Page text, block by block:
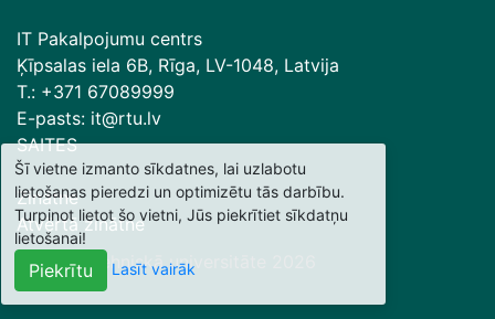
IT Pakalpojumu centrs
Ķīpsalas iela 6B, Rīga, LV-1048, Latvija
T.: +371 67089999
E-pasts: it@rtu.lv
SAITES
Zinātne
Atvērtā zinātne
© Rīgas Tehniskā universitāte
Šī vietne izmanto sīkdatnes, lai uzlabotu
lietošanas pieredzi un optimizētu tās darbību.
Turpinot lietot šo vietni, Jūs piekrītiet sīkdatņu
lietošanai!
Piekrītu Lasīt vairāk